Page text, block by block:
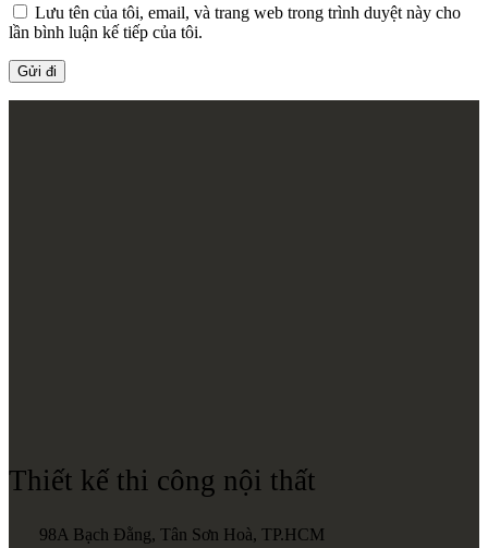
Lưu tên của tôi, email, và trang web trong trình duyệt này cho
lần bình luận kế tiếp của tôi.
Thiết kế thi công nội thất
98A Bạch Đằng, Tân Sơn Hoà, TP.HCM